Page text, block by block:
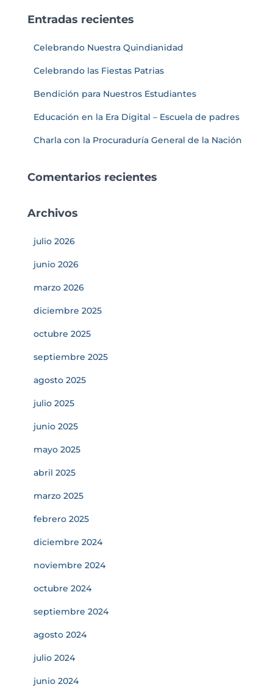
Entradas recientes
Celebrando Nuestra Quindianidad
Celebrando las Fiestas Patrias
Bendición para Nuestros Estudiantes
Educación en la Era Digital – Escuela de padres
Charla con la Procuraduría General de la Nación
Comentarios recientes
Archivos
julio 2026
junio 2026
marzo 2026
diciembre 2025
octubre 2025
septiembre 2025
agosto 2025
julio 2025
junio 2025
mayo 2025
abril 2025
marzo 2025
febrero 2025
diciembre 2024
noviembre 2024
octubre 2024
septiembre 2024
agosto 2024
julio 2024
junio 2024